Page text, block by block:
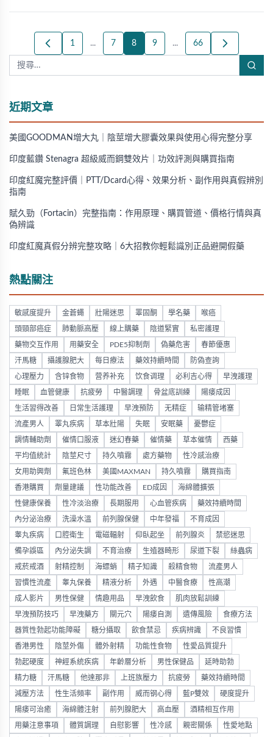
1 ... 7 8 9 ... 66
近期文章
美國GOODMAN增大丸｜陰莖增大膠囊效果與使用心得完整分享
印度藍鑽 Stenagra 超級威而鋼雙效片｜功效評測與購買指南
印度紅魔完整評價｜PTT/Dcard心得、效果分析、副作用與真假辨別
指南
賦久勁（Fortacin）完整指南：作用原理、購買管道、價格行情與真
偽辨識
印度紅魔真假分辨完整攻略｜6大招教你輕鬆識別正品避開假藥
熱點關注
敏感度提升 金蒼蠅 壯陽迷思 睪固酮 學名藥 喉癌
頭頸部癌症 肺動脈高壓 線上購藥 陰道緊實 私密護理
藥物交互作用 用藥安全 PDE5抑制劑 偽藥危害 春節優惠
汗馬糖 攝護腺肥大 每日療法 藥效持續時間 防偽查詢
心理壓力 含锌食物 营养补充 饮食调理 必利吉心得 早洩護理
睡眠 血管健康 抗疲勞 中醫調理 骨盆底訓練 陽痿成因
生活習得改善 日常生活護理 早洩預防 无精症 输精管堵塞
流產男人 睪丸疾病 草本壯陽 失眠 安眠藥 憂鬱症
調情輔助劑 催情口服液 迷幻春藥 催情藥 草本催情 西藥
平均值統計 陰莖尺寸 持久噴霧 處方藥物 性冷感治療
女用助興劑 氟班色林 美國MAXMAN 持久噴霧 購買指南
香港購買 劑量建議 性功能改善 ED成因 海綿體擴張
性健康保養 性冷淡治療 長期服用 心血管疾病 藥效持續時間
內分泌治療 洗澡水溫 前列腺保健 中年發福 不育成因
睾丸疾病 口腔衛生 電磁輻射 仰臥起坐 前列腺炎 禁慾迷思
備孕誤區 內分泌失調 不育治療 生殖器畸形 尿道下裂 絲蟲病
戒菸戒酒 射精控制 海螵蛸 精子知識 殺精食物 流產男人
習慣性流產 睾丸保養 精液分析 外遇 中醫食療 性高潮
成人影片 男性保健 情趣用品 早洩飲食 肌肉放鬆訓練
早洩預防技巧 早洩藥方 關元穴 陽痿自測 遺傳風險 食療方法
器質性勃起功能障礙 糖分攝取 飲食禁忌 疾病辨識 不良習慣
香港男性 陰莖外傷 體外射精 功能性食物 性愛品質提升
勃起硬度 神經系統疾病 年齡層分析 男性保健品 延時助勃
精力糖 汗馬糖 他達那非 上班族壓力 抗疲勞 藥效持續時間
減壓方法 性生活頻率 副作用 威而钢心得 藍P雙效 硬度提升
陽痿可治癒 海綿體注射 前列腺肥大 高血壓 酒精相互作用
用藥注意事項 體質調理 自慰影響 性冷感 親密關係 性愛地點